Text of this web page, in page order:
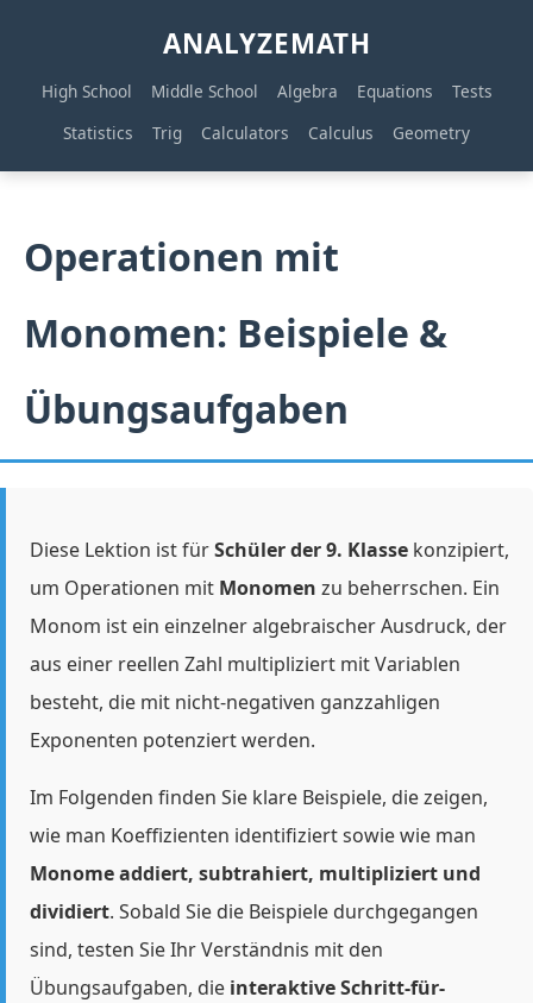
ANALYZEMATH
High School Middle School Algebra Equations
Tests
Statistics
Trig Calculators Calculus Geometry
Operationen mit
Monomen: Beispiele &
Übungsaufgaben
Diese Lektion ist fürSchüler der 9. Klasse konzipiert,
um Operationen mit Monomen zu beherrschen. Ein
Monom ist ein einzelner algebraischer Ausdruck, der
aus einer reellen Zahl multipliziert mit Variablen
besteht, die mit nicht-negativen ganzzahligen
Exponenten potenziert werden.
Im Folgenden finden Sie klare Beispiele, die zeigen,
wie man Koeffizienten identifiziert sowie wie man
Monome addiert, subtrahiert, multipliziert und
dividiert. Sobald Sie die Beispiele durchgegangen
sind, testen Sie Ihr Verständnis mit den
Übungsaufgaben, die interaktive Schritt-für-